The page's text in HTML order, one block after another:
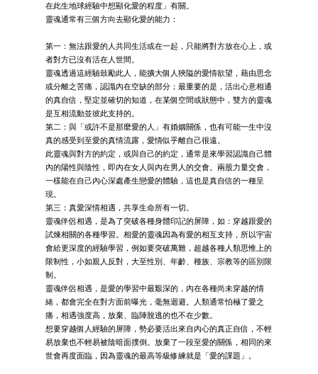
在此生地球經驗中想顯化愛的程度」有關。
靈魂通常有三個方向去顯化愛的能力：
第一：無法跟愛的人共同生活或在一起，只能將對方放在心上，或
者對方已沒有活在人世間。
靈魂透過這經驗鼓勵此人，能擴大個人狹隘的愛情欲望，藉由思念
或分離之苦痛，認識內在空缺的部分；最重要的是，活出心意相通
的真自信，堅定並確切的知道，在某個空間或狀態中，雙方的靈魂
是互相流動並彼此支持的。
第二：與「或許不是那麼愛的人」有婚姻關係，也有可能一生中沒
真的感受到至愛的真情流露，愛情似乎離自己很遠。
此靈魂與對方的約定，或與自己的約定，通常是來學習認識自己體
內的陽性與陰性，即內在女人與內在男人的交會。兩股力量交會，
一樣能在自己內心深處產生戀愛的體驗，這也是真自信的一種呈
現。
第三：真愛深情相遇，共享生命所有一切。
靈魂伴侶相遇，是為了突破各種身體印記的屏障，如：穿越跟愛的
試煉相關的各種學習。相愛的靈魂因為有愛的相互支持，所以宇宙
會給更深度的經驗學習，例如要突破萬難，超越各種人類思惟上的
限制性，小如親人反對，大至性別、年齡、種族、宗教等的區別限
制。
靈魂伴侶相遇，是愛的學習中最艱深的，內在各種尚未穿越的情
緒，都會完全在對方面前曝光，毫無迴避。人類通常怕極了愛之
痛，相遇強度高，放棄、臨陣脫逃的也不在少數。
想要穿越個人經驗的屏障，勢必要活出來自內心的真正自信，不輕
易放棄也不輕易被陰暗面撲倒。放棄了一段至愛的關係，相同的來
世會再度面臨，因為靈魂的最高等級修練就是「愛的課題」。